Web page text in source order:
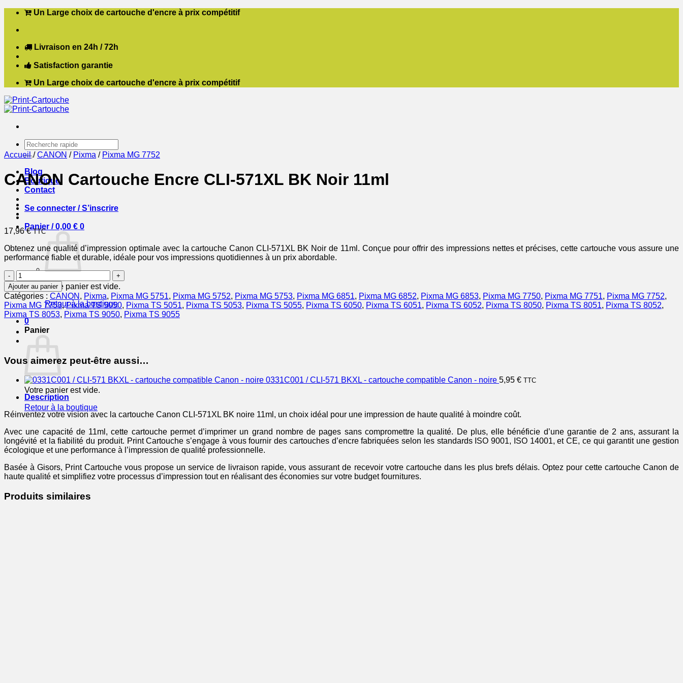
Passer
contenu
Un Large choix de cartouche d'encre à prix compétitif
Livraison en 24h / 72h
Satisfaction garantie
Un Large choix de cartouche d'encre à prix compétitif
Recherche
pour :
Blog
Boutique
Contact
Se connecter / S’inscrire
Panier /0,00 € 0
Votre panier est vide.
Retour à la boutique
0
Panier
Votre panier est vide.
Retour à la boutique
Accueil / CANON / Pixma / Pixma MG 7752
CANON Cartouche Encre CLI-571XL BK Noir 11ml
17,96€ TTC
Obtenez une qualité d’impression optimale avec la cartouche Canon CLI-571XL BK Noir de 11ml. Conçue pour offrir des impressions nettes et précises, cette cartouche vous assure une
performance fiable et durable, idéale pour vos impressions quotidiennes à un prix abordable.
quantité
de
CANON
Cartouche
Encre
CLI-
571XL
BK
Noir
Ajouter au panier
Catégories : CANON , Pixma, Pixma MG 5751, Pixma MG 5752, Pixma MG 5753, Pixma MG 6851, Pixma MG 6852, Pixma MG 6853, Pixma MG 7750, Pixma MG 7751, Pixma MG 7752,
Pixma MG 7753,Pixma TS 5050, Pixma TS 5051, Pixma TS 5053, Pixma TS 5055, Pixma TS 6050, Pixma TS 6051, Pixma TS 6052, Pixma TS 8050, Pixma TS 8051, Pixma TS 8052,
Pixma TS 8053, Pixma TS 9050, Pixma TS 9055
Vous aimerez peut-être aussi…
0331C001 / CLI-571 BKXL - cartouche compatible Canon - noire 5,95 € TTC
Description
Réinventez votre vision avec la cartouche Canon CLI-571XL BK noire 11ml, un choix idéal pour une impression de haute qualité à moindre coût.
Avec une capacité de 11ml, cette cartouche permet d’imprimer un grand nombre de pages sans compromettre la qualité. De plus, elle bénéficie d’une garantie de 2 ans, assurant la
longévité et la fiabilité du produit. Print Cartouche s’engage à vous fournir des cartouches d’encre fabriquées selon les standards ISO 9001, ISO 14001, et CE, ce qui garantit une gestion
écologique et une performance à l’impression de qualité professionnelle.
Basée à Gisors, Print Cartouche vous propose un service de livraison rapide, vous assurant de recevoir votre cartouche dans les plus brefs délais. Optez pour cette cartouche Canon de
haute qualité et simplifiez votre processus d’impression tout en réalisant des économies sur votre budget fournitures.
Produits similaires